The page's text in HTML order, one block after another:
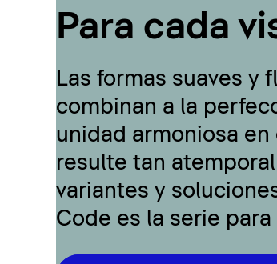
Para cada
Las formas suaves y
combinan a la
unidad armoniosa
resulte tan
variantes y
Code es la serie